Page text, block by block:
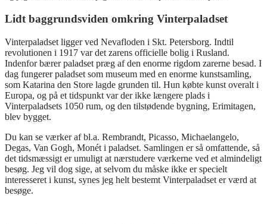
Lidt baggrundsviden omkring Vinterpaladset
Vinterpaladset ligger ved Nevafloden i Skt. Petersborg. Indtil
revolutionen i 1917 var det zarens officielle bolig i Rusland.
Indenfor bærer paladset præg af den enorme rigdom zarerne besad. I
dag fungerer paladset som museum med en enorme kunstsamling,
som Katarina den Store lagde grunden til. Hun købte kunst overalt i
Europa, og på et tidspunkt var der ikke længere plads i
Vinterpaladsets 1050 rum, og den tilstødende bygning, Erimitagen,
blev bygget.
Du kan se værker af bl.a. Rembrandt, Picasso, Michaelangelo,
Degas, Van Gogh, Monét i paladset. Samlingen er så omfattende, så
det tidsmæssigt er umuligt at nærstudere værkerne ved et almindeligt
besøg. Jeg vil dog sige, at selvom du måske ikke er specielt
interesseret i kunst, synes jeg helt bestemt Vinterpaladset er værd at
besøge.